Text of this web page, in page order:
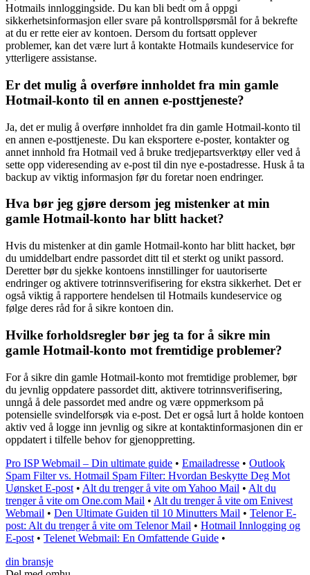
Hotmails innloggingside. Du kan bli bedt om å oppgi
sikkerhetsinformasjon eller svare på kontrollspørsmål for å bekrefte
at du er rette eier av kontoen. Dersom du fortsatt opplever
problemer, kan det være lurt å kontakte Hotmails kundeservice for
ytterligere assistanse.
Er det mulig å overføre innholdet fra min gamle
Hotmail-konto til en annen e-posttjeneste?
Ja, det er mulig å overføre innholdet fra din gamle Hotmail-konto til
en annen e-posttjeneste. Du kan eksportere e-poster, kontakter og
annet innhold fra Hotmail ved å bruke tredjepartsverktøy eller ved å
sette opp videresending av e-post til din nye e-postadresse. Husk å ta
backup av viktig informasjon før du foretar noen endringer.
Hva bør jeg gjøre dersom jeg mistenker at min
gamle Hotmail-konto har blitt hacket?
Hvis du mistenker at din gamle Hotmail-konto har blitt hacket, bør
du umiddelbart endre passordet ditt til et sterkt og unikt passord.
Deretter bør du sjekke kontoens innstillinger for uautoriserte
endringer og aktivere totrinnsverifisering for ekstra sikkerhet. Det er
også viktig å rapportere hendelsen til Hotmails kundeservice og
følge deres råd for å sikre kontoen din.
Hvilke forholdsregler bør jeg ta for å sikre min
gamle Hotmail-konto mot fremtidige problemer?
For å sikre din gamle Hotmail-konto mot fremtidige problemer, bør
du jevnlig oppdatere passordet ditt, aktivere totrinnsverifisering,
unngå å dele passordet med andre og være oppmerksom på
potensielle svindelforsøk via e-post. Det er også lurt å holde kontoen
aktiv ved å logge inn jevnlig og sikre at kontaktinformasjonen din er
oppdatert i tilfelle behov for gjenoppretting.
Pro ISP Webmail – Din ultimate guide • Emailadresse • Outlook
Spam Filter vs. Hotmail Spam Filter: Hvordan Beskytte Deg Mot
Uønsket E-post • Alt du trenger å vite om Yahoo Mail • Alt du
trenger å vite om One.com Mail • Alt du trenger å vite om Enivest
Webmail • Den Ultimate Guiden til 10 Minutters Mail • Telenor E-
post: Alt du trenger å vite om Telenor Mail • Hotmail Innlogging og
E-post • Telenet Webmail: En Omfattende Guide •
din bransje